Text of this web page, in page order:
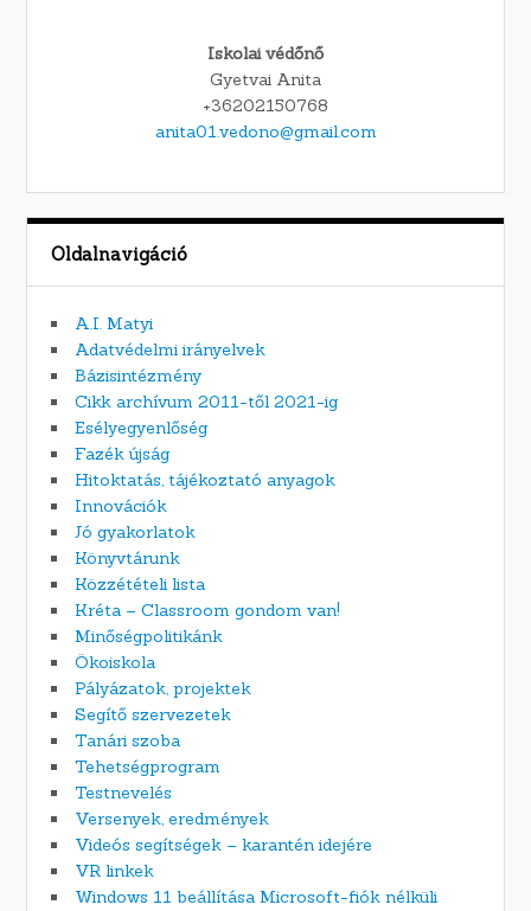
Iskolai védőnő
Gyetvai Anita
+36202150768
anita01.vedono@gmail.com
Oldalnavigáció
A.I. Matyi
Adatvédelmi irányelvek
Bázisintézmény
Cikk archívum 2011-től 2021-ig
Esélyegyenlőség
Fazék újság
Hitoktatás, tájékoztató anyagok
Innovációk
Jó gyakorlatok
Könyvtárunk
Közzétételi lista
Kréta – Classroom gondom van!
Minőségpolitikánk
Ökoiskola
Pályázatok, projektek
Segítő szervezetek
Tanári szoba
Tehetségprogram
Testnevelés
Versenyek, eredmények
Videós segítségek – karantén idejére
VR linkek
Windows 11 beállítása Microsoft-fiók nélküli